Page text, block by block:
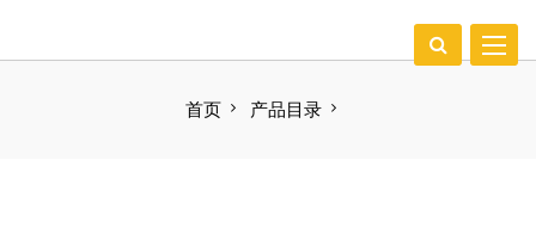
Toggle
EN
首页 产品目录